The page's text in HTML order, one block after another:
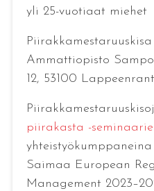
yli 25-vuotiaat miehet
Ammattiopisto
12, 53100
piirakasta -
Saimaa European
Management